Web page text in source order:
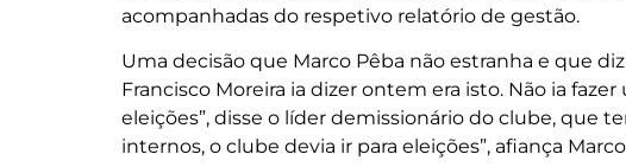
acompanhadas do respetivo relatório de gestão.
Uma decisão que Marco Pêba não estranha e que
Francisco Moreira ia dizer ontem era isto. Não ia
eleições”, disse o líder demissionário do clube, que
internos, o clube devia ir para eleições”, afiança